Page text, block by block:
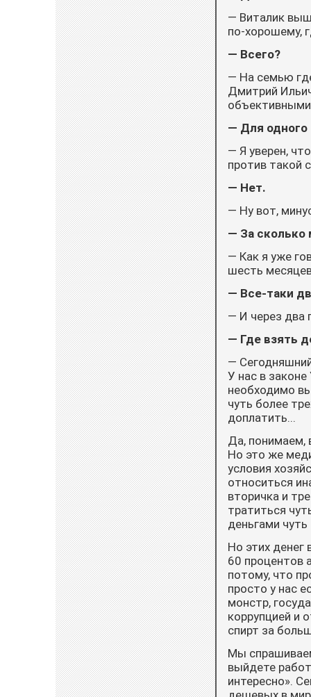
— Виталик
по-хорошему,
— Всего?
— На семью
Дмитрий
— Для одного
— Я уверен,
против такой
— Нет.
— Ну вот,
— За сколько
— Как я уже
шесть
— Все-таки
— И через два
— Где взять
—
У нас в
необходимо
чуть более
доплатить...
Да, понимаем,
Но это же
условия
относиться
вторичка и
тратиться
деньгами
Но этих денег
60 процентов
потому, что
просто у нас
монстр,
коррупцией и
спирт за
Мы
выйдете
интересно».